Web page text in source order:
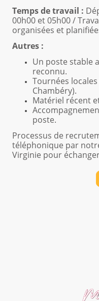
Temps de travail :
00h00 et 05h00 /
organisées et
Autres :
Un poste stable
reconnu.
Tournées
Chambéry).
Matériel récent
poste.
Processus de
téléphonique par
Virginie pour